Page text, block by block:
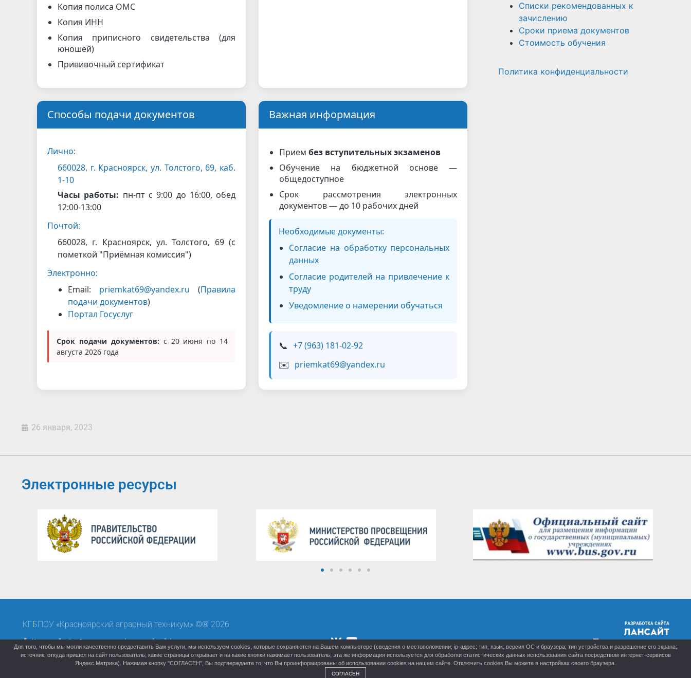
Копия полиса ОМС
Копия ИНН
Копия приписного свидетельства (для
юношей)
Прививочный сертификат
Способы подачи документов
Лично:
660028, г. Красноярск, ул. Толстого, 69, каб.
1-10
Часы работы: пн-пт с 9:00 до 16:00, обед
12:00-13:00
Почтой:
660028, г. Красноярск, ул. Толстого, 69 (с
пометкой "Приёмная комиссия")
Электронно:
Email: priemkat69@yandex.ru (Правила
подачи документов)
Портал Госуслуг
Срок подачи документов: с 20 июня по 14
августа 2026 года
Важная информация
Приембез вступительных экзаменов
Обучение на бюджетной основе —
общедоступное
Срок рассмотрения электронных
документов — до 10 рабочих дней
Необходимые документы:
Согласие на обработку персональных
данных
Согласие родителей на привлечение к
труду
Уведомление о намерении обучаться
📞 +7 (963) 181-02-92
✉️ priemkat69@yandex.ru
26 января, 2023
Списки рекомендованных к
зачислению
Сроки приема документов
Стоимость обучения
Политика конфиденциальности
Электронные ресурсы
КГБПОУ «Красноярский аграрный техникум» ©® 2026
Карта сайта Старая версия (архивный сайт)
Для того, чтобы мы могли качественно предоставить Вам услуги, мы используем cookies, которые сохраняются на Вашем компьютере (сведения о местоположении; ip-адрес; тип, язык, версия ОС и браузера; тип устройства и разрешение его экрана;
источник, откуда пришел на сайт пользователь; какие страницы открывает и на какие кнопки нажимает пользователь; эта же информация используется для обработки статистических данных использования сайта посредством интернет-сервисов
Яндекс.Метрика). Нажимая кнопку "СОГЛАСЕН", Вы подтверждаете то, что Вы проинформированы об использовании cookies на нашем сайте. Отключить cookies Вы можете в настройках своего браузера.
СОГЛАСЕН